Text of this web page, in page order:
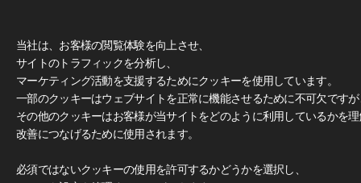
当社は、お客様の閲覧体験を向上させ、
サイトのトラフィックを分析し、
マーケティング活動を支援するためにクッキーを使用しています。
一部のクッキーはウェブサイトを正常に機能させるために不可欠です
その他のクッキーはお客様が当サイトをどのように利用しているかを
改善につなげるために使用されます。
必須ではないクッキーの使用を許可するかどうかを選択し、